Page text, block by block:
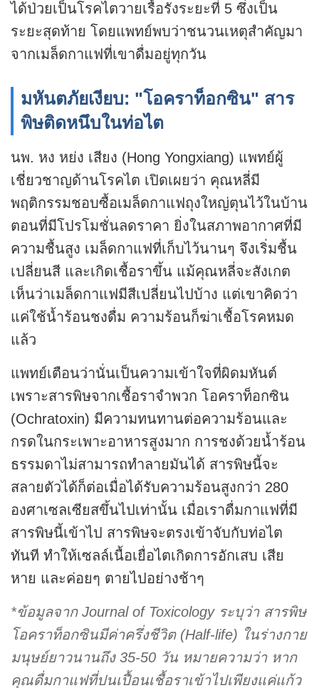
ได้ป่วยเป็นโรคไตวายเรื้อรังระยะที่ 5 ซึ่งเป็น
ระยะสุดท้าย โดยแพทย์พบว่าชนวนเหตุสำคัญมา
จากเมล็ดกาแฟที่เขาดื่มอยู่ทุกวัน
มหันตภัยเงียบ: "โอคราท็อกซิน" สาร
พิษติดหนึบในท่อไต
นพ. หง หย่ง เสียง (Hong Yongxiang) แพทย์ผู้
เชี่ยวชาญด้านโรคไต เปิดเผยว่า คุณหลี่มี
พฤติกรรมชอบซื้อเมล็ดกาแฟถุงใหญ่ตุนไว้ในบ้าน
ตอนที่มีโปรโมชั่นลดราคา ยิ่งในสภาพอากาศที่มี
ความชื้นสูง เมล็ดกาแฟที่เก็บไว้นานๆ จึงเริ่มชื้น
เปลี่ยนสี และเกิดเชื้อราขึ้น แม้คุณหลี่จะสังเกต
เห็นว่าเมล็ดกาแฟมีสีเปลี่ยนไปบ้าง แต่เขาคิดว่า
แค่ใช้น้ำร้อนชงดื่ม ความร้อนก็ฆ่าเชื้อโรคหมด
แล้ว
แพทย์เตือนว่านั่นเป็นความเข้าใจที่ผิดมหันต์
เพราะสารพิษจากเชื้อราจำพวก โอคราท็อกซิน
(Ochratoxin) มีความทนทานต่อความร้อนและ
กรดในกระเพาะอาหารสูงมาก การชงด้วยน้ำร้อน
ธรรมดาไม่สามารถทำลายมันได้ สารพิษนี้จะ
สลายตัวได้ก็ต่อเมื่อได้รับความร้อนสูงกว่า 280
องศาเซลเซียสขึ้นไปเท่านั้น เมื่อเราดื่มกาแฟที่มี
สารพิษนี้เข้าไป สารพิษจะตรงเข้าจับกับท่อไต
ทันที ทำให้เซลล์เนื้อเยื่อไตเกิดการอักเสบ เสีย
หาย และค่อยๆ ตายไปอย่างช้าๆ
*ข้อมูลจาก Journal of Toxicology ระบุว่า สารพิษ
โอคราท็อกซินมีค่าครึ่งชีวิต (Half-life) ในร่างกาย
มนุษย์ยาวนานถึง 35-50 วัน หมายความว่า หาก
คุณดื่มกาแฟที่ปนเปื้อนเชื้อราเข้าไปเพียงแค่แก้ว